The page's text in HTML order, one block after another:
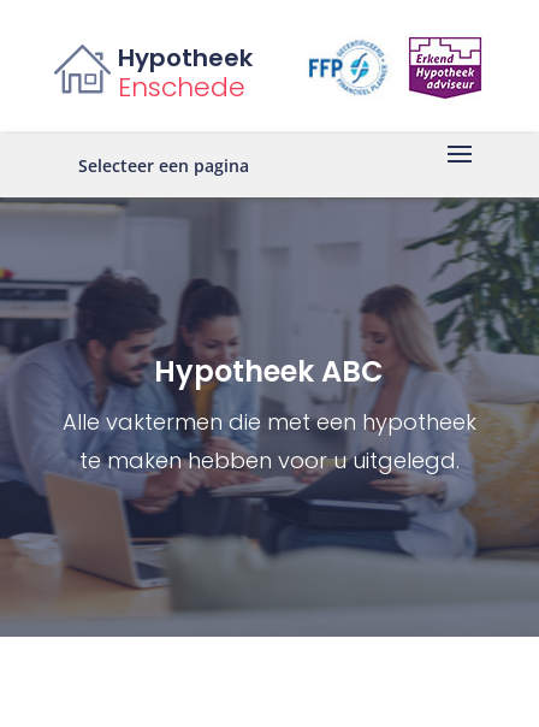
Hypotheek
Enschede
Selecteer een pagina
Hypotheek ABC
Alle vaktermen die met een hypotheek
te maken hebben voor u uitgelegd.